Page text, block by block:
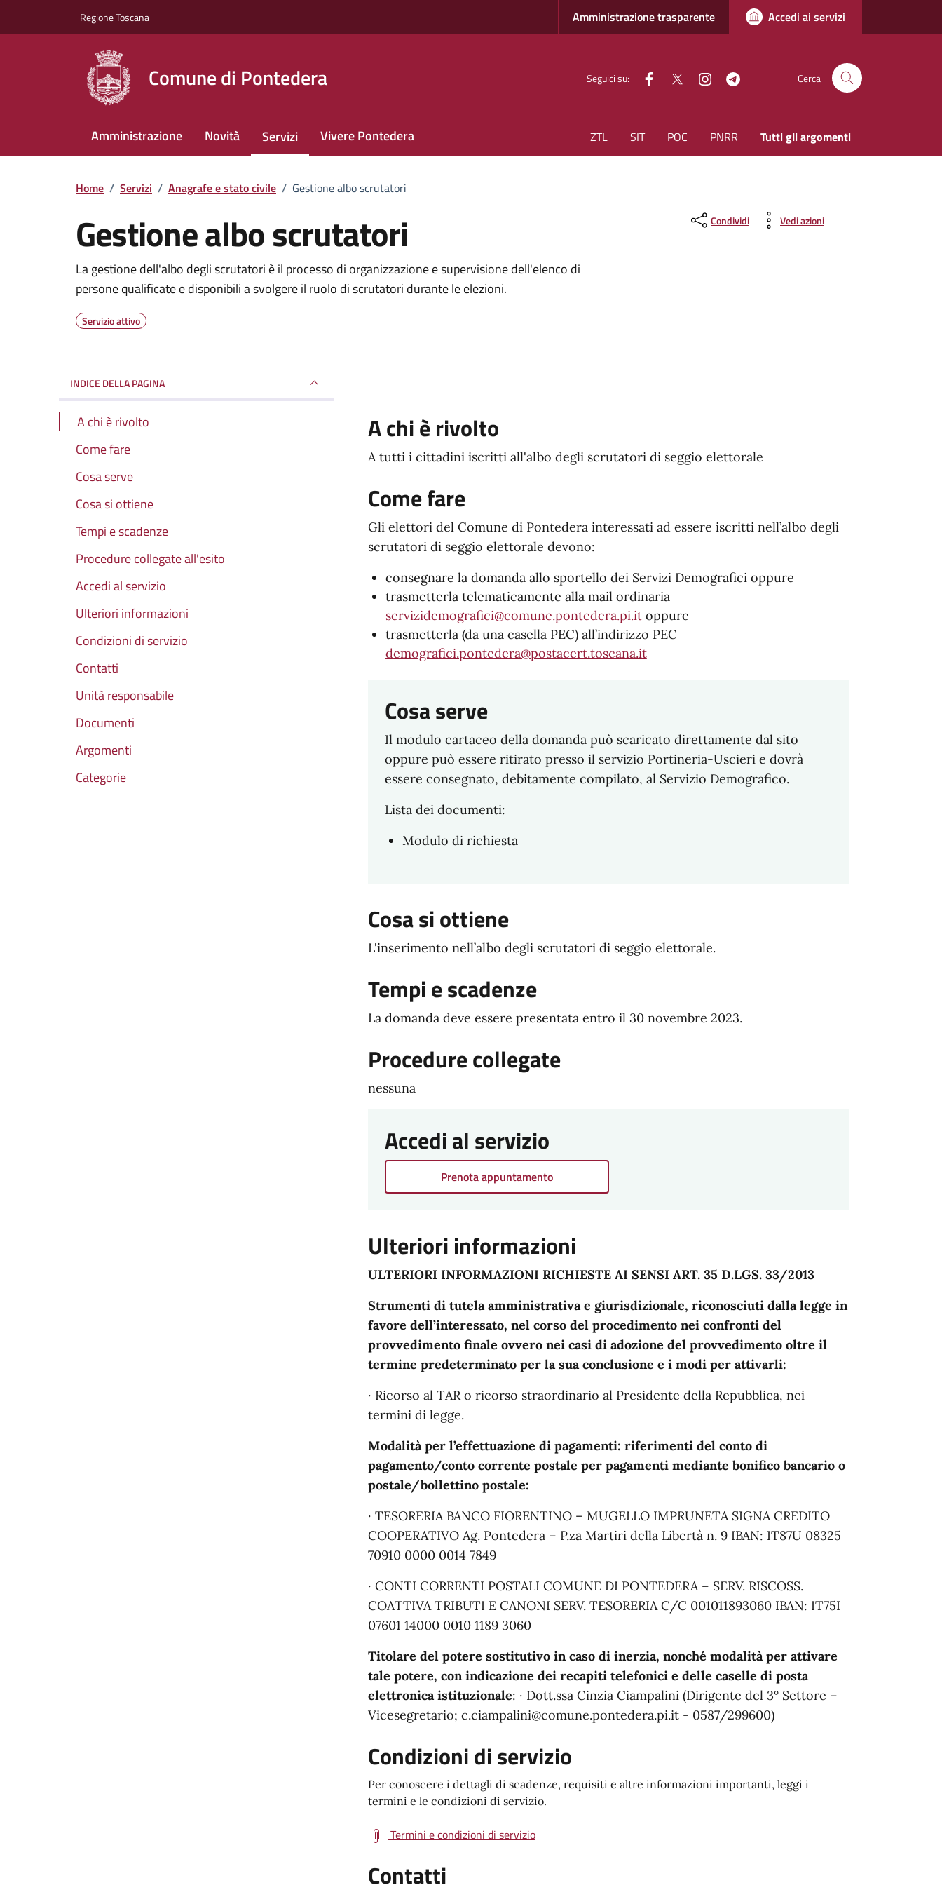
Regione Toscana Amministrazione trasparente Accedi ai servizi
Comune di Pontedera Seguici su: facebook
Twitter instagram Cerca
Amministrazione Novità Servizi Vivere Pontedera ZTL SIT POC PNRR Tutti gli argomenti
Home / Servizi / Anagrafe e stato civile / Gestione albo scrutatori
Gestione albo scrutatori
Dettagli del servizio
La gestione dell'albo degli scrutatori è il processo di organizzazione e supervisione dell'elenco di
persone qualificate e disponibili a svolgere il ruolo di scrutatori durante le elezioni.
Servizio attivo
Condividi Vedi azioni
INDICE DELLA PAGINA
A chi è rivolto
Come fare
Cosa serve
Cosa si ottiene
Tempi e scadenze
Procedure collegate all'esito
Accedi al servizio
Ulteriori informazioni
Condizioni di servizio
Contatti
Unità responsabile
Documenti
Argomenti
Categorie
A chi è rivolto
A tutti i cittadini iscritti all'albo degli scrutatori di seggio elettorale
Come fare
Gli elettori del Comune di Pontedera interessati ad essere iscritti nell’albo degli
scrutatori di seggio elettorale devono:
consegnare la domanda allo sportello dei Servizi Demografici oppure
trasmetterla telematicamente alla mail ordinaria
servizidemografici@comune.pontedera.pi.itoppure
trasmetterla (da una casella PEC) all’indirizzo PEC
demografici.pontedera@postacert.toscana.it
Cosa serve
Il modulo cartaceo della domanda può scaricato direttamente dal sito
oppure può essere ritirato presso il servizio Portineria-Uscieri e dovrà
essere consegnato, debitamente compilato, al Servizio Demografico.
Lista dei documenti:
Modulo di richiesta
Cosa si ottiene
L'inserimento nell’albo degli scrutatori di seggio elettorale.
Tempi e scadenze
La domanda deve essere presentata entro il 30 novembre 2023.
Procedure collegate
nessuna
Accedi al servizio
Prenota appuntamento
Ulteriori informazioni
ULTERIORI INFORMAZIONI RICHIESTE AI SENSI ART. 35 D.LGS. 33/2013
Strumenti di tutela amministrativa e giurisdizionale, riconosciuti dalla legge in
favore dell’interessato, nel corso del procedimento nei confronti del
provvedimento finale ovvero nei casi di adozione del provvedimento oltre il
termine predeterminato per la sua conclusione e i modi per attivarli:
· Ricorso al TAR o ricorso straordinario al Presidente della Repubblica, nei
termini di legge.
Modalità per l’effettuazione di pagamenti: riferimenti del conto di
pagamento/conto corrente postale per pagamenti mediante bonifico bancario o
postale/bollettino postale:
· TESORERIA BANCO FIORENTINO – MUGELLO IMPRUNETA SIGNA CREDITO
COOPERATIVO Ag. Pontedera – P.za Martiri della Libertà n. 9 IBAN: IT87U 08325
70910 0000 0014 7849
· CONTI CORRENTI POSTALI COMUNE DI PONTEDERA – SERV. RISCOSS.
COATTIVA TRIBUTI E CANONI SERV. TESORERIA C/C 001011893060 IBAN: IT75I
07601 14000 0010 1189 3060
Titolare del potere sostitutivo in caso di inerzia, nonché modalità per attivare
tale potere, con indicazione dei recapiti telefonici e delle caselle di posta
elettronica istituzionale: · Dott.ssa Cinzia Ciampalini (Dirigente del 3° Settore –
Vicesegretario; c.ciampalini@comune.pontedera.pi.it - 0587/299600)
Condizioni di servizio
Per conoscere i dettagli di scadenze, requisiti e altre informazioni importanti, leggi i
termini e le condizioni di servizio.
Termini e condizioni di servizio
Contatti